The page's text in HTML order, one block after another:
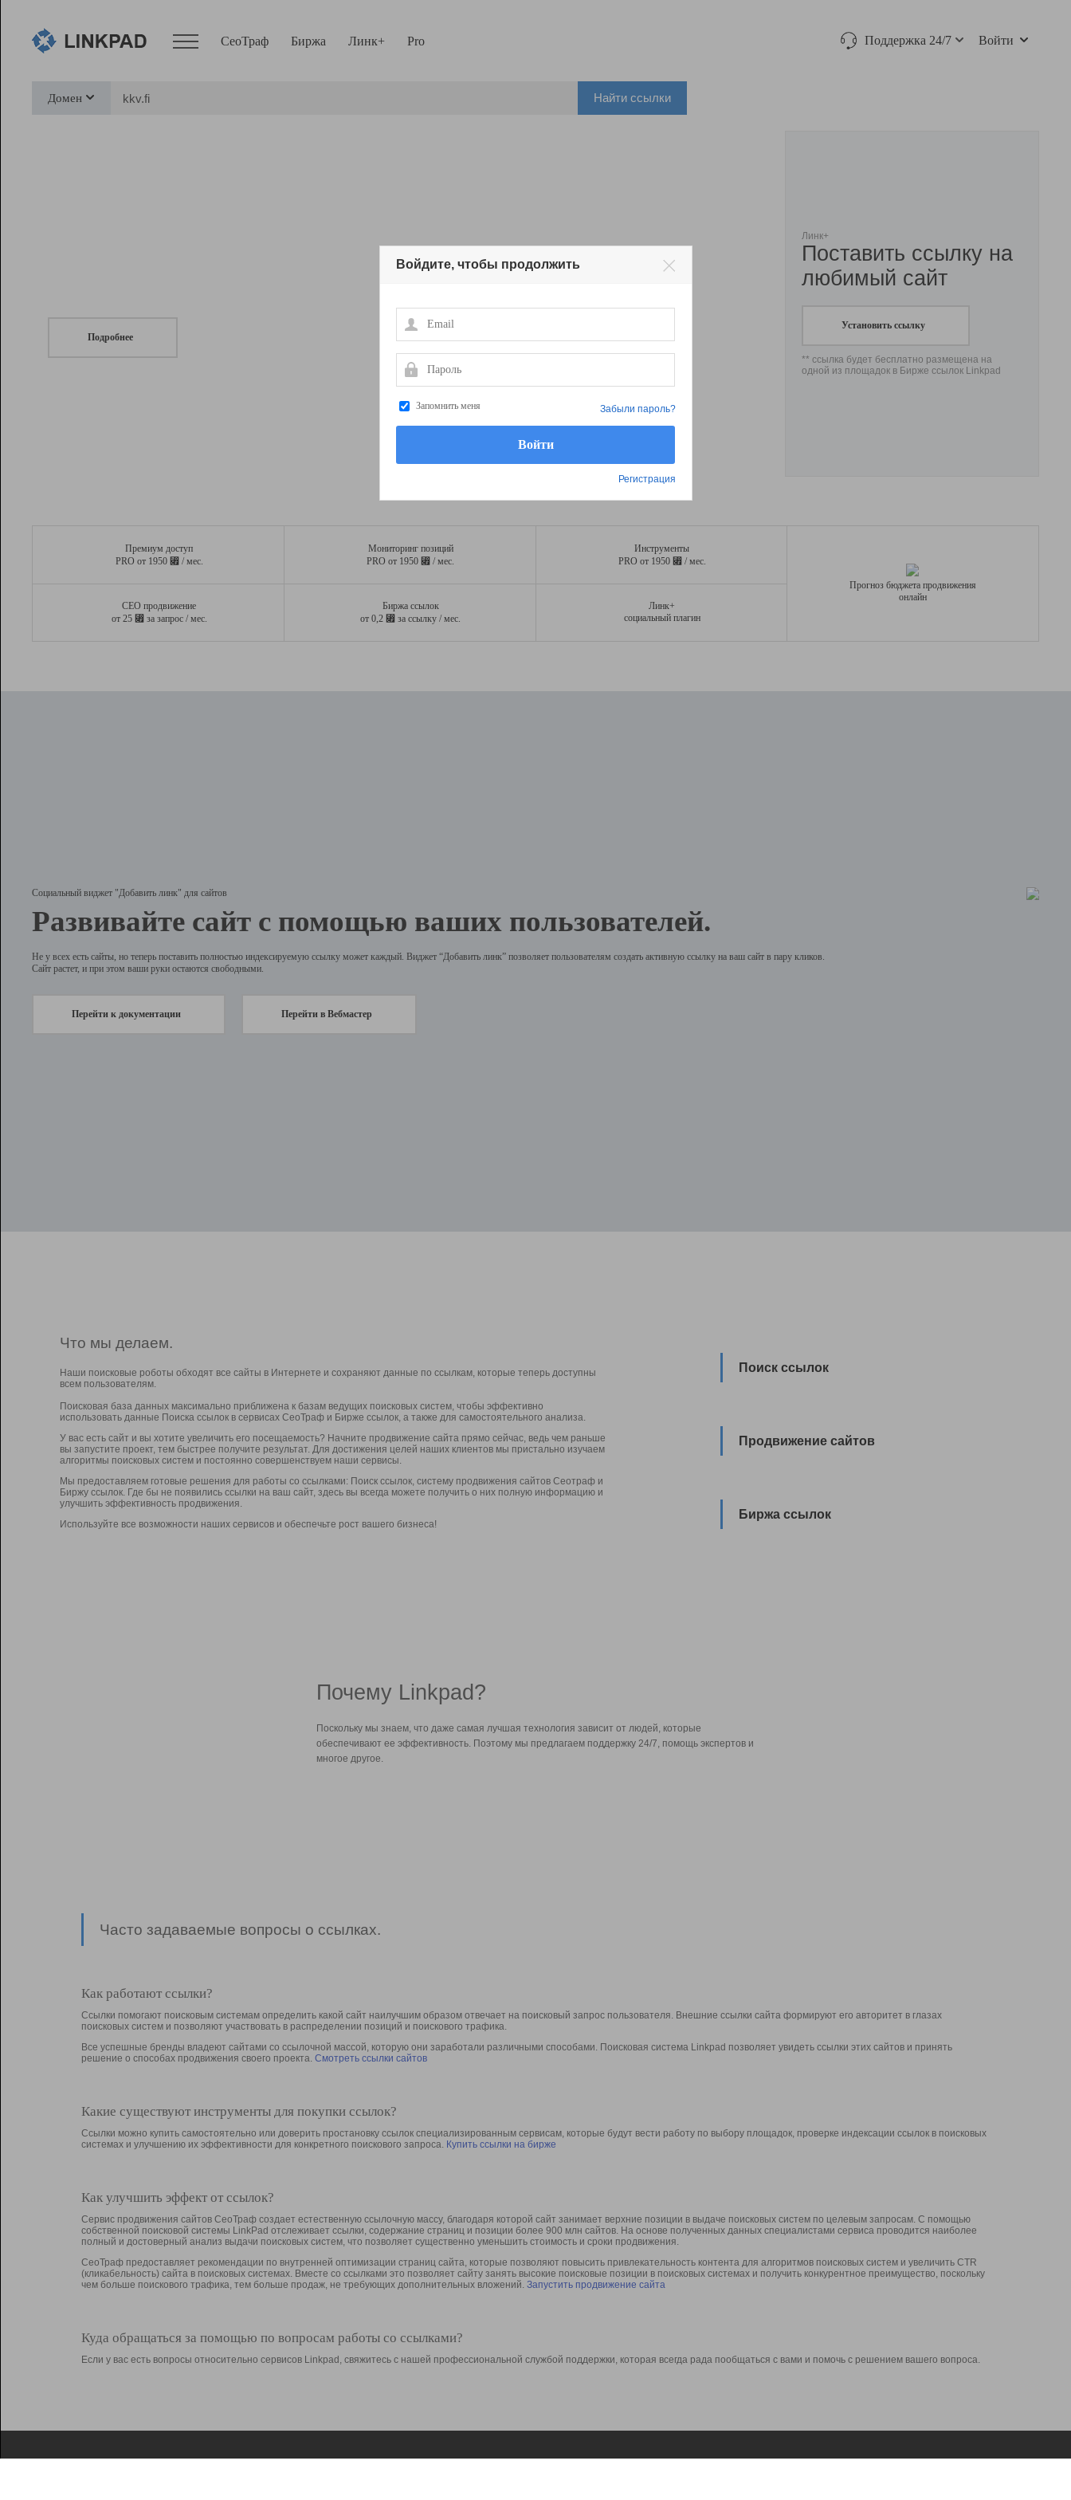
СеоТраф Биржа Линк+ Pro Поддержка 24/7 Войти
Домен Найти ссылки
Подробнее
Линк+
Поставить ссылку на
любимый сайт
Установить ссылку
** ссылка будет бесплатно размещена на
одной из площадок в Бирже ссылок Linkpad
Премиум доступ
PRO от 1950 ⃏ / мес.
Мониторинг позиций
PRO от 1950 ⃏ / мес.
Инструменты
PRO от 1950 ⃏ / мес.
СЕО продвижение
от 25 ⃏ за запрос / мес.
Биржа ссылок
от 0,2 ⃏ за ссылку / мес.
Линк+
социальный плагин
Прогноз бюджета продвижения
онлайн
Социальный виджет "Добавить линк" для сайтов
Развивайте сайт с помощью ваших пользователей.
Не у всех есть сайты, но теперь поставить полностью индексируемую ссылку может каждый. Виджет “Добавить линк” позволяет пользователям создать активную ссылку на ваш сайт в пару кликов.
Сайт растет, и при этом ваши руки остаются свободными.
Перейти к документации Перейти в Вебмастер
Что мы делаем.
Наши поисковые роботы обходят все сайты в Интернете и сохраняют данные по ссылкам, которые теперь доступны
всем пользователям.
Поисковая база данных максимально приближена к базам ведущих поисковых систем, чтобы эффективно
использовать данные Поиска ссылок в сервисах СеоТраф и Бирже ссылок, а также для самостоятельного анализа.
У вас есть сайт и вы хотите увеличить его посещаемость? Начните продвижение сайта прямо сейчас, ведь чем раньше
вы запустите проект, тем быстрее получите результат. Для достижения целей наших клиентов мы пристально изучаем
алгоритмы поисковых систем и постоянно совершенствуем наши сервисы.
Мы предоставляем готовые решения для работы со ссылками: Поиск ссылок, систему продвижения сайтов Сеотраф и
Биржу ссылок. Где бы не появились ссылки на ваш сайт, здесь вы всегда можете получить о них полную информацию и
улучшить эффективность продвижения.
Используйте все возможности наших сервисов и обеспечьте рост вашего бизнеса!
Поиск ссылок
Продвижение сайтов
Биржа ссылок
Почему Linkpad?
Поскольку мы знаем, что даже самая лучшая технология зависит от людей, которые
обеспечивают ее эффективность. Поэтому мы предлагаем поддержку 24/7, помощь экспертов и
многое другое.
Часто задаваемые вопросы о ссылках.
Как работают ссылки?
Ссылки помогают поисковым системам определить какой сайт наилучшим образом отвечает на поисковый запрос пользователя. Внешние ссылки сайта формируют его авторитет в глазах
поисковых систем и позволяют участвовать в раcпределении позиций и поискового трафика.
Все успешные бренды владеют сайтами со ссылочной массой, которую они заработали различными способами. Поисковая система Linkpad позволяет увидеть ссылки этих сайтов и принять
решение о способах продвижения своего проекта. Смотреть ссылки сайтов
Какие существуют инструменты для покупки ссылок?
Ссылки можно купить самостоятельно или доверить простановку ссылок специализированным сервисам, которые будут вести работу по выбору площадок, проверке индексации ссылок в поисковых
системах и улучшению их эффективности для конкретного поискового запроса. Купить ссылки на бирже
Как улучшить эффект от ссылок?
Сервис продвижения сайтов СеоТраф создает естественную ссылочную массу, благодаря которой сайт занимает верхние позиции в выдаче поисковых систем по целевым запросам. С помощью
собственной поисковой системы LinkPad отслеживает ссылки, содержание страниц и позиции более 900 млн сайтов. На основе полученных данных специалистами сервиса проводится наиболее
полный и достоверный анализ выдачи поисковых систем, что позволяет существенно уменьшить стоимость и сроки продвижения.
СеоТраф предоставляет рекомендации по внутренней оптимизации страниц сайта, которые позволяют повысить привлекательность контента для алгоритмов поисковых систем и увеличить CTR
(кликабельность) сайта в поисковых системах. Вместе со ссылками это позволяет сайту занять высокие поисковые позиции в поисковых системах и получить конкурентное преимущество, поскольку
чем больше поискового трафика, тем больше продаж, не требующих дополнительных вложений. Запустить продвижение сайта
Куда обращаться за помощью по вопросам работы со ссылками?
Если у вас есть вопросы относительно сервисов Linkpad, свяжитесь с нашей профессиональной службой поддержки, которая всегда рада пообщаться с вами и помочь с решением вашего вопроса.
Войдите, чтобы продолжить
Email
Пароль
Запомнить меня
Регистрация
Забыли пароль?